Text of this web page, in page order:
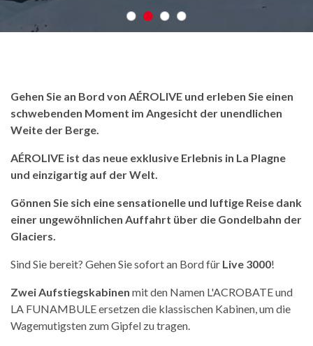
Gehen Sie an Bord von AÉROLIVE und erleben Sie einen
schwebenden Moment im Angesicht der unendlichen
Weite der Berge.
AÉROLIVE ist das neue exklusive Erlebnis in La Plagne
und einzigartig auf der Welt.
Gönnen Sie sich eine sensationelle und luftige Reise dank
einer ungewöhnlichen Auffahrt über die Gondelbahn der
Glaciers.
Sind Sie bereit? Gehen Sie sofort an Bord für Live 3000!
Zwei Aufstiegskabinen mit den Namen L'ACROBATE und
LA FUNAMBULE ersetzen die klassischen Kabinen, um die
Wagemutigsten zum Gipfel zu tragen.